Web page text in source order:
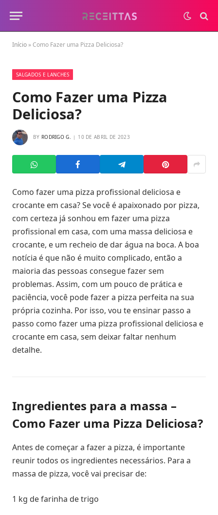
Início »Como Fazer uma Pizza Deliciosa?
SALGADOS E LANCHES
Como Fazer uma Pizza
Deliciosa?
BY RODRIGO G. 10 DE ABRIL DE 2023
Como fazer uma pizza profissional deliciosa e
crocante em casa? Se você é apaixonado por pizza,
com certeza já sonhou em fazer uma pizza
profissional em casa, com uma massa deliciosa e
crocante, e um recheio de dar água na boca. A boa
notícia é que não é muito complicado, então a
maioria das pessoas consegue fazer sem
problemas. Assim, com um pouco de prática e
paciência, você pode fazer a pizza perfeita na sua
própria cozinha. Por isso, vou te ensinar passo a
passo como fazer uma pizza profissional deliciosa e
crocante em casa, sem deixar faltar nenhum
detalhe.
Ingredientes para a massa –
Como Fazer uma Pizza Deliciosa?
Antes de começar a fazer a pizza, é importante
reunir todos os ingredientes necessários. Para a
massa de pizza, você vai precisar de:
1 kg de farinha de trigo